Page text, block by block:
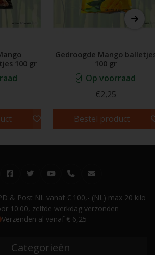
100 gr
Gedroogde Mango
100 gr
Op voorraad
€2,25
Bestel product
& Post NL vanaf € 100,- (NL) max 20 kilo
10:00, zelfde werkdag verzonden
Verzenden al vanaf € 6,25
Categorieën